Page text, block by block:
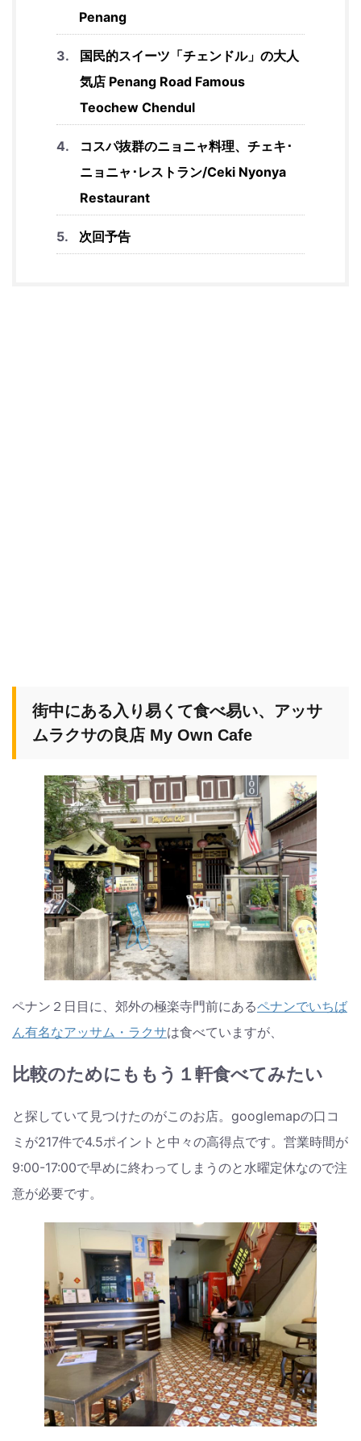
Penang
国民的スイーツ「チェンドル」の大人
気店 Penang Road Famous
Teochew Chendul
コスパ抜群のニョニャ料理、チェキ･
ニョニャ･レストラン/Ceki Nyonya
Restaurant
次回予告
街中にある入り易くて食べ易い、アッサ
ムラクサの良店 My Own Cafe
ペナン２日目に、郊外の極楽寺門前にあるペナンでいちば
ん有名なアッサム・ラクサは食べていますが、
比較のためにももう１軒食べてみたい
と探していて見つけたのがこのお店。googlemapの口コ
ミが217件で4.5ポイントと中々の高得点です。営業時間が
9:00-17:00で早めに終わってしまうのと水曜定休なので注
意が必要です。